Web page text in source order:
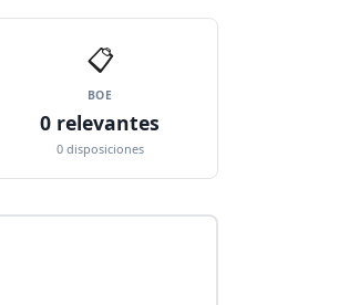
📋
BOE
0 relevantes
0 disposiciones